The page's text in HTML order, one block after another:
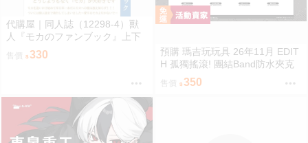
代購屋｜同人誌（12298-4）獸
人『モカのファンブック』上下
左右 ふちなし印刷
售價 330
預購 瑪吉玩玩具 26年11月 EDIT
H 孤獨搖滾! 團結Band防水夾克
角色壓克力立牌 0901
售價 350